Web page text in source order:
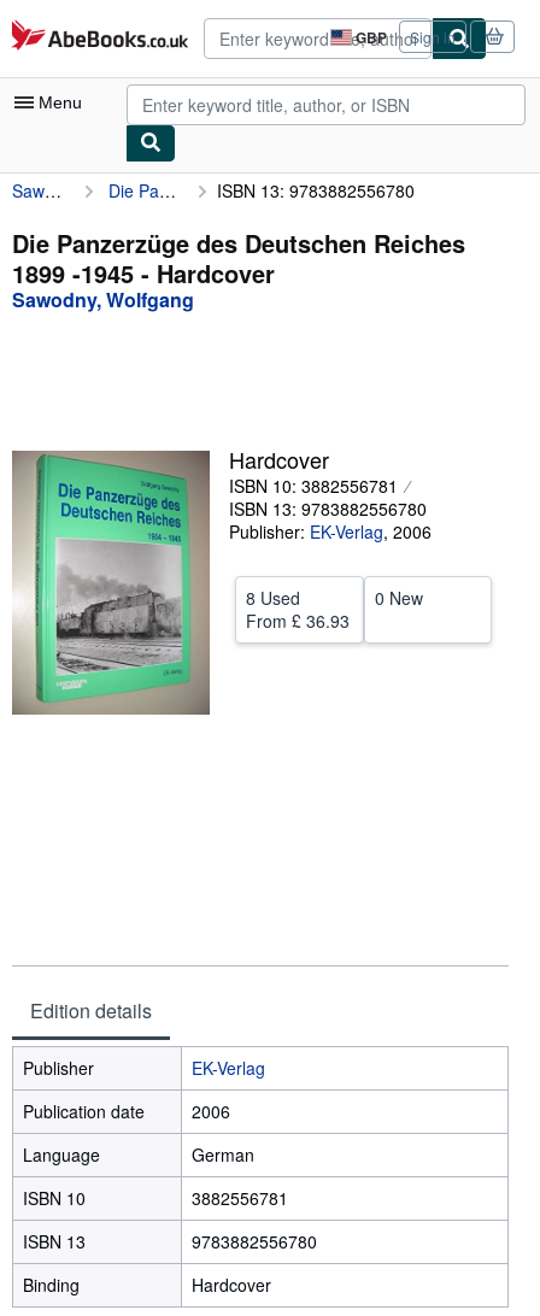
Skip to main content
AbeBooks.co.uk GBP
Site
shopping
preferences
Sign in
Menu
My Account
My Purchases
Advanced Search
Browse Collections
Textbooks
Sellers
Start Selling
Help
CLOSE
Sawodny, Wolfgang Die Panzerzüge des Deutschen Reiches 1899 -1945 ISBN 13: 9783882556780
Die Panzerzüge des Deutschen Reiches
1899 -1945 - Hardcover
Sawodny, Wolfgang
Hardcover
ISBN 10: 3882556781
ISBN 13: 9783882556780
Publisher: EK-Verlag, 2006
8 Used
From £ 36.93
0 New
Edition details
Publisher
EK-Verlag
Publication date
2006
Language
German
ISBN 10
3882556781
ISBN 13
9783882556780
Binding
Hardcover